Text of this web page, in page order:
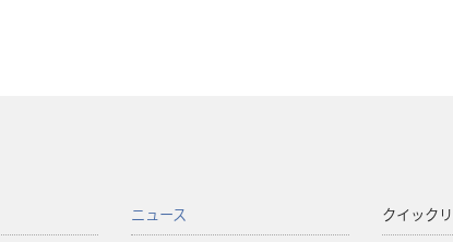
ニュース クイック